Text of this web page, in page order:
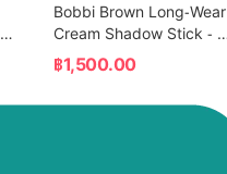
Bobbi Brown Long-Wear
Cream Shadow Stick -
อายแชโดว์
฿1,500.00